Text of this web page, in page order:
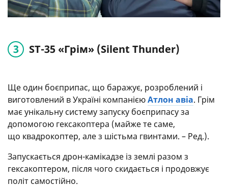
ST-35 «Грім» (Silent Thunder)
Ще один боєприпас, що баражує, розроблений і
виготовлений в Україні компанієюАтлон авіа. Грім
має унікальну систему запуску боєприпасу за
допомогою гексакоптера (майже те саме,
що квадрокоптер, але з шістьма гвинтами. – Ред.).
Запускається дрон-камікадзе із землі разом з
гексакоптером, після чого скидається і продовжує
політ самостійно.